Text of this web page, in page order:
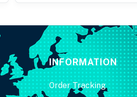
INFORMATION
Order Tracking